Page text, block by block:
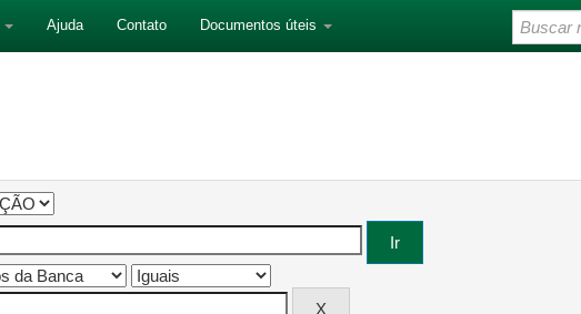
Ajuda Contato Documentos úteis